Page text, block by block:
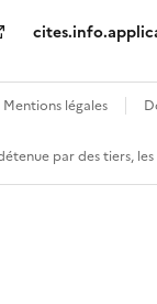
Mentions légales
par des tiers,